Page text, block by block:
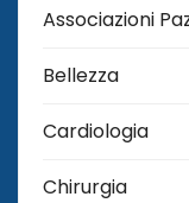
Associazioni
Bellezza
Cardiologia
Chirurgia